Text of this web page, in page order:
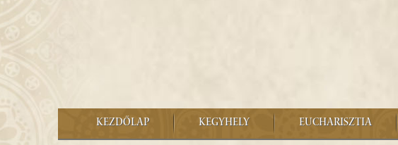
KEZDŐLAP KEGYHELY EUCHARISZTIA